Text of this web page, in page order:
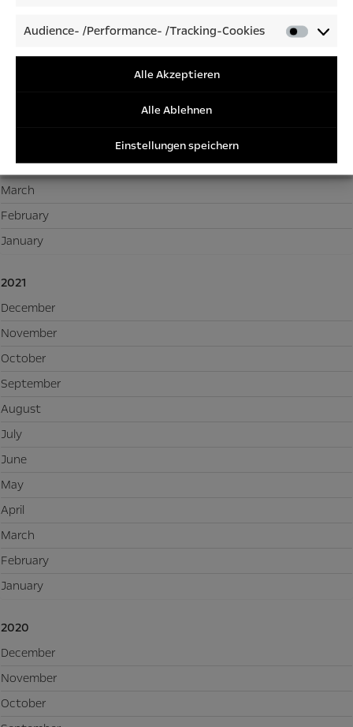
Audience- /Performance- /Tracking-Cookies
/
Alle Akzeptieren
Alle Ablehnen
Einstellungen speichern
September
April
March
February
January
2021
December
November
October
September
August
July
June
May
April
March
February
January
2020
December
November
October